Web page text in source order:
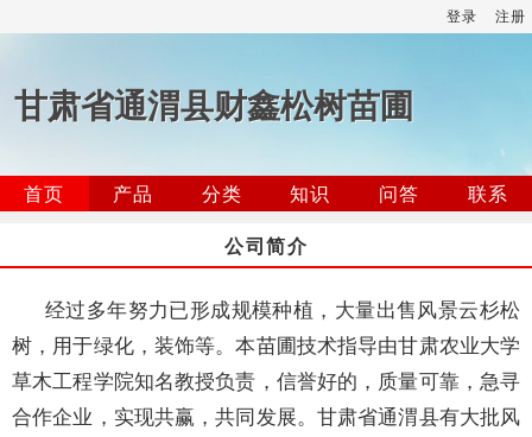
登录 注册
甘肃省通渭县财鑫松树苗圃
首页 产品 分类 知识 问答
联系
公司简介
经过多年努力已形成规模种植，大量出售风景云杉松
树，用于绿化，装饰等。本苗圃技术指导由甘肃农业大学
草木工程学院知名教授负责，信誉好的，质量可靠，急寻
合作企业，实现共赢，共同发展。甘肃省通渭县有大批风